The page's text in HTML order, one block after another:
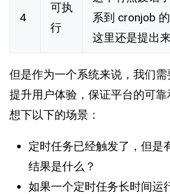
4
可执
行
系到 cronjob
这里还是提出
但是作为一个系统来说，我们
提升用户体验，保证平台的可
想下以下的场景：
定时任务已经触发了，但是
结果是什么？
如果一个定时任务长时间运